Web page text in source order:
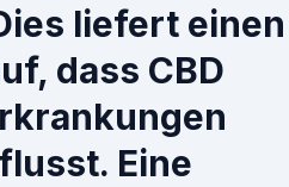
liefert einen
dass CBD
Eine